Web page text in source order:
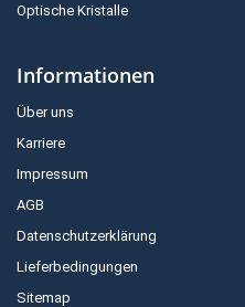
Optische Kristalle
Informationen
Über uns
Karriere
Impressum
AGB
Datenschutzerklärung
Lieferbedingungen
Sitemap